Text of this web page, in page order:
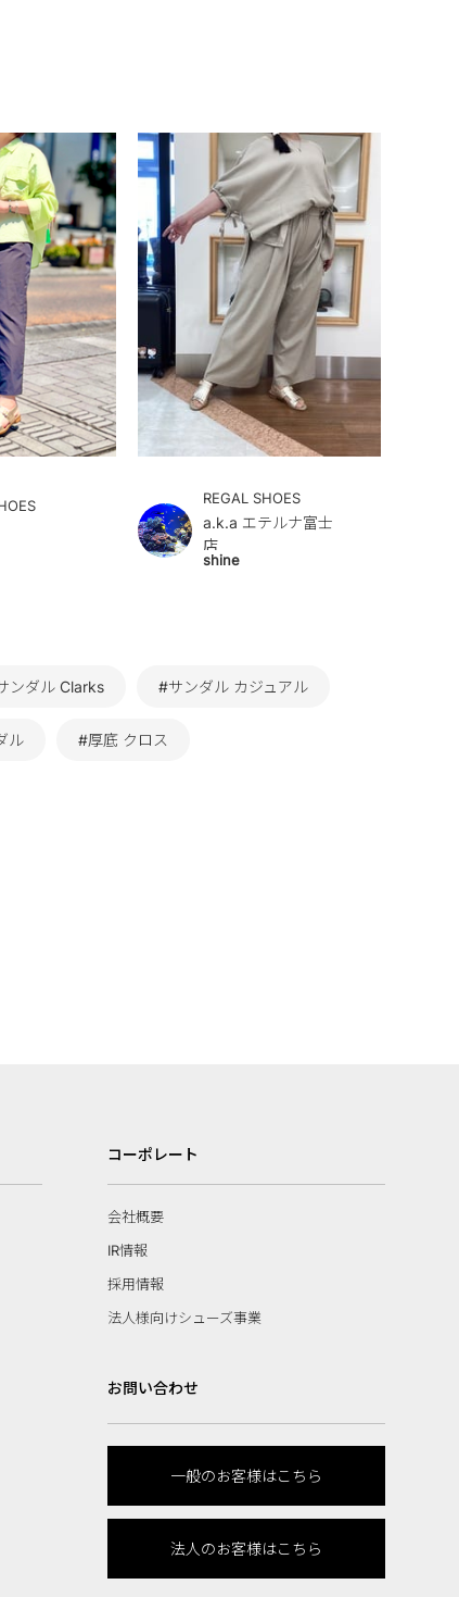
REGAL SHOES
a.k.a エテルナ富士
店
shine
ンダル Clarks #サンダル カジュアル
ル #厚底 クロス
コーポレート
会社概要
IR情報
採用情報
法人様向けシューズ事業
お問い合わせ
一般のお客様はこちら
法人のお客様はこちら